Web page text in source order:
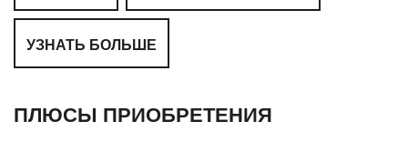
УЗНАТЬ БОЛЬШЕ
ПЛЮСЫ ПРИОБРЕТЕНИЯ